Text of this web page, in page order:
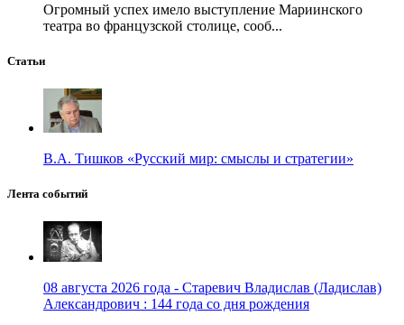
Огромный успех имело выступление Мариинского
театра во французской столице, сооб...
Статьи
В.А. Тишков «Русский мир: смыслы и стратегии»
Лента событий
08 августа 2026 года - Старевич Владислав (Ладислав)
Александрович : 144 года со дня рождения